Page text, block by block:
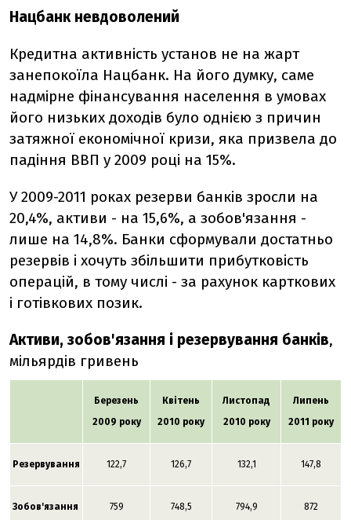
Нацбанк невдоволений
Кредитна активність установ не на жарт
занепокоїла Нацбанк. На його думку, саме
надмірне фінансування населення в умовах
його низьких доходів було однією з причин
затяжної економічної кризи, яка призвела до
падіння ВВП у 2009 році на 15%.
У 2009-2011 роках резерви банків зросли на
20,4%, активи - на 15,6%, а зобов'язання -
лише на 14,8%. Банки сформували достатньо
резервів і хочуть збільшити прибутковість
операцій, в тому числі - за рахунок карткових
і готівкових позик.
Активи, зобов'язання і резервування банків,
мільярдів гривень
Березень
2009 року
Квітень
2010 року
Листопад
2010 року
Липень
2011 року
Резервування 122,7 126,7 132,1 147,8
Зобов'язання 759 748,5 794,9 872